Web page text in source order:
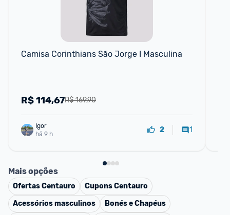
Camisa Corinthians São Jorge I Masculina
R$ 169,90
R$114,67
Igor
há 9 h
2 1
Mais opções
OfertasCentauro CuponsCentauro
Acessórios masculinos
Bonés e Chapéus